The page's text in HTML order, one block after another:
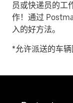
员或快递员的工
作！通过
入的好方法。
*允许派送的车辆